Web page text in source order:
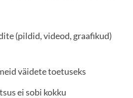
(pildid, videod, graafikud)
väidete toetuseks
ei sobi kokku